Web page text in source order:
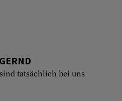
tatsächlich bei uns